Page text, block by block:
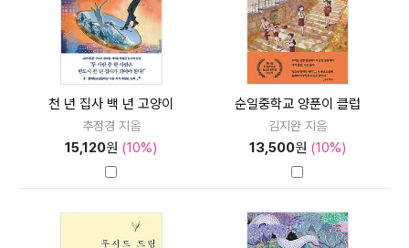
천 년 집사 백 년 고양이
추정경 지음
15,120원 (10%)
순일중학교 양푼이 클럽
김지완 지음
13,500원 (10%)